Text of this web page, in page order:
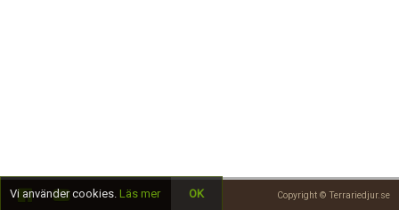
Copyright © Terrariedjur.se
Vi använder cookies. Läs mer OK